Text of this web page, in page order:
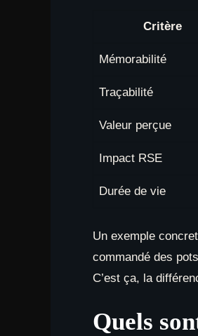
Critère
Mémorabilité
Traçabilité
Valeur perçue
Impact RSE
Durée de vie
Un exemple
commandé des
C’est ça, la
Quels